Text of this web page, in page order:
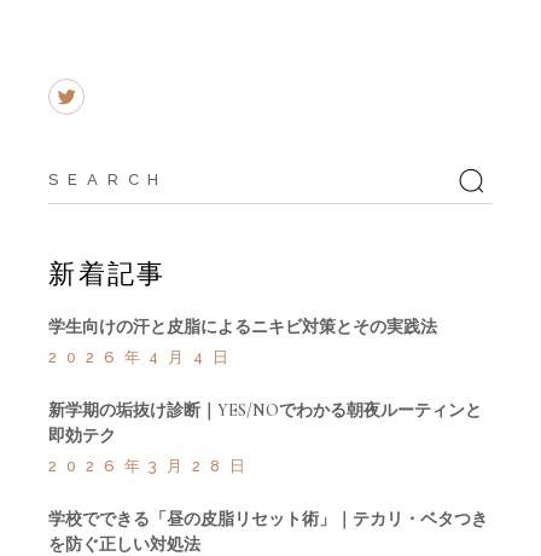
Search
for:
新着記事
学生向けの汗と皮脂によるニキビ対策とその実践法
2026年4月4日
新学期の垢抜け診断｜YES/NOでわかる朝夜ルーティンと
即効テク
2026年3月28日
学校でできる「昼の皮脂リセット術」｜テカリ・ベタつき
を防ぐ正しい対処法